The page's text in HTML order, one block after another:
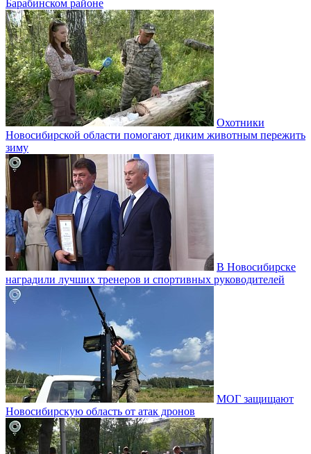
Барабинском районе
Охотники
Новосибирской области помогают диким животным пережить
зиму
В Новосибирске
наградили лучших тренеров и спортивных руководителей
МОГ защищают
Новосибирскую область от атак дронов